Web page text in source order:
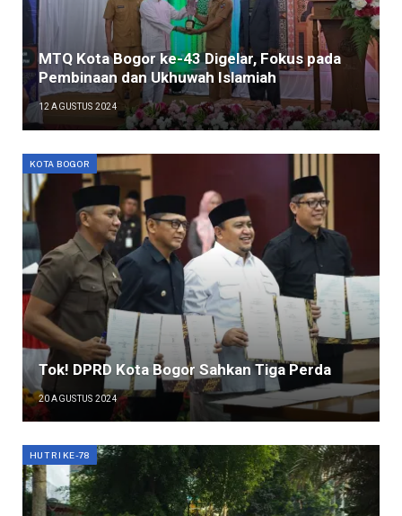
MTQ Kota Bogor ke-43 Digelar, Fokus pada
Pembinaan dan Ukhuwah Islamiah
12 AGUSTUS 2024
KOTA BOGOR
Tok! DPRD Kota Bogor Sahkan Tiga Perda
20 AGUSTUS 2024
HUT RI KE-78